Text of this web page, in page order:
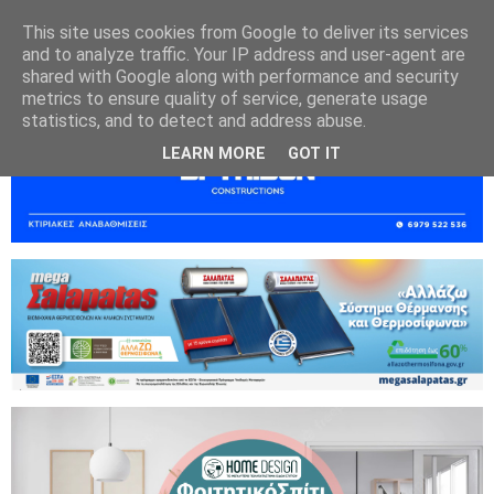
This site uses cookies from Google to deliver its services
and to analyze traffic. Your IP address and user-agent are
shared with Google along with performance and security
metrics to ensure quality of service, generate usage
statistics, and to detect and address abuse.
LEARN MORE GOT IT